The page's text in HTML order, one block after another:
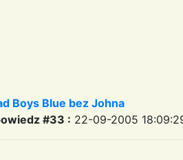
Boys Blue bez Johna
#33 : 22-09-2005